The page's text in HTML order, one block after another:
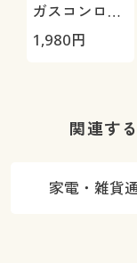
ガスコンロ用/
小さなお鍋を
1,980円
関連す
家電・雑貨